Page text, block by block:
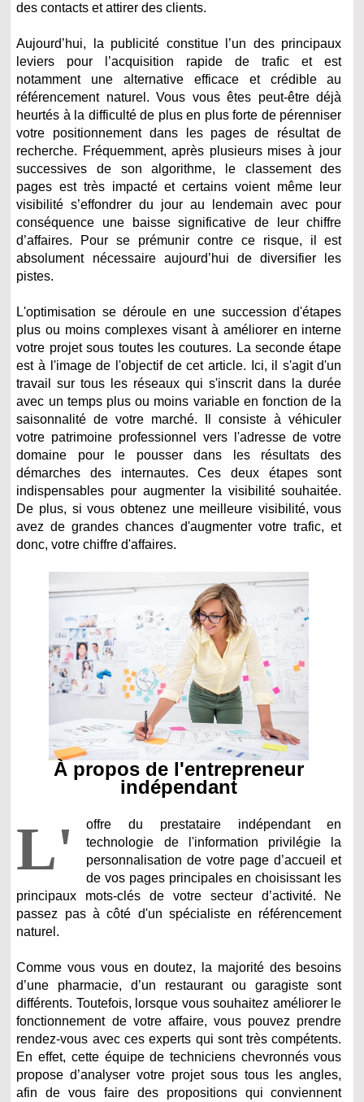
des contacts et attirer des clients.
Aujourd’hui, la publicité constitue l’un des principaux
leviers pour l’acquisition rapide de trafic et est
notamment une alternative efficace et crédible au
référencement naturel. Vous vous êtes peut-être déjà
heurtés à la difficulté de plus en plus forte de pérenniser
votre positionnement dans les pages de résultat de
recherche. Fréquemment, après plusieurs mises à jour
successives de son algorithme, le classement des
pages est très impacté et certains voient même leur
visibilité s’effondrer du jour au lendemain avec pour
conséquence une baisse significative de leur chiffre
d’affaires. Pour se prémunir contre ce risque, il est
absolument nécessaire aujourd’hui de diversifier les
pistes.
L'optimisation se déroule en une succession d'étapes
plus ou moins complexes visant à améliorer en interne
votre projet sous toutes les coutures. La seconde étape
est à l'image de l'objectif de cet article. Ici, il s'agit d'un
travail sur tous les réseaux qui s'inscrit dans la durée
avec un temps plus ou moins variable en fonction de la
saisonnalité de votre marché. Il consiste à véhiculer
votre patrimoine professionnel vers l'adresse de votre
domaine pour le pousser dans les résultats des
démarches des internautes. Ces deux étapes sont
indispensables pour augmenter la visibilité souhaitée.
De plus, si vous obtenez une meilleure visibilité, vous
avez de grandes chances d'augmenter votre trafic, et
donc, votre chiffre d'affaires.
À propos de l'entrepreneur
indépendant
L'
offre du prestataire indépendant en
technologie de l'information privilégie la
personnalisation de votre page d’accueil et
de vos pages principales en choisissant les
principaux mots-clés de votre secteur d’activité. Ne
passez pas à côté d'un spécialiste en référencement
naturel.
Comme vous vous en doutez, la majorité des besoins
d’une pharmacie, d’un restaurant ou garagiste sont
différents. Toutefois, lorsque vous souhaitez améliorer le
fonctionnement de votre affaire, vous pouvez prendre
rendez-vous avec ces experts qui sont très compétents.
En effet, cette équipe de techniciens chevronnés vous
propose d’analyser votre projet sous tous les angles,
afin de vous faire des propositions qui conviennent